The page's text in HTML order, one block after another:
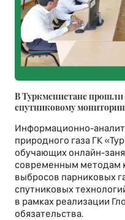
В Туркменистане
спутниковому
Информационно-
природного газа ГК
обучающих онлайн-
современным методам
выбросов парниковых
спутниковых
в рамках реализации
обязательства.